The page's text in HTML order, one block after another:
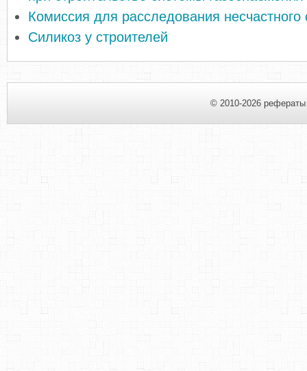
Комиссия для расследования несчастного
Силикоз у строителей
© 2010-2026 рефераты